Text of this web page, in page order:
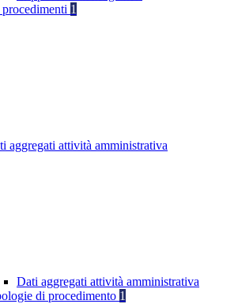
1
aggregati attività amministrativa
Dati aggregati attività amministrativa
di procedimento 1